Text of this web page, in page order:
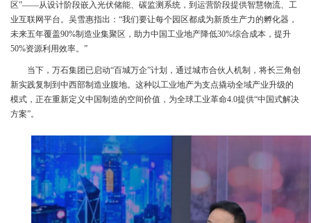
区”——从设计阶段嵌入光伏储能、碳监测系统，到运营阶段提供智慧物流、工
业互联网平台。吴雪惠指出：“我们要让每个园区都成为新质生产力的孵化器，
未来五年覆盖90%制造业集聚区，助力中国工业地产降低30%综合成本，提升
50%资源利用效率。”
当下，万石集团已启动“百城万企”计划，通过城市合伙人机制，将长三角创
新实践复制到中西部制造业腹地。这种以工业地产为支点撬动全域产业升级的
模式，正在重新定义中国制造的空间价值，为全球工业革命4.0提供“中国式解决
方案”。